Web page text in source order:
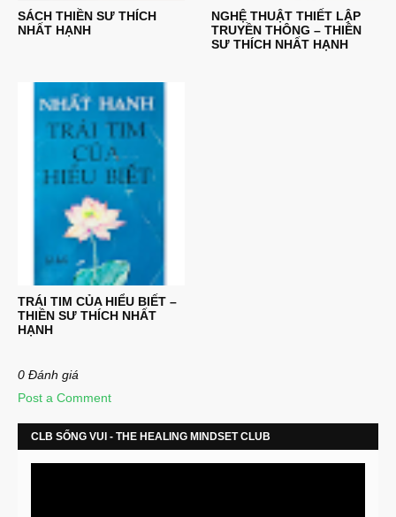
SÁCH THIỀN SƯ THÍCH
NHẤT HẠNH
NGHỆ THUẬT THIẾT LẬP
TRUYỀN THÔNG – THIỀN
SƯ THÍCH NHẤT HẠNH
TRÁI TIM CỦA HIỂU BIẾT –
THIỀN SƯ THÍCH NHẤT
HẠNH
0 Đánh giá
Post a Comment
CLB SỐNG VUI - THE HEALING MINDSET CLUB